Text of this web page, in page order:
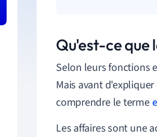
Qu'est-ce que
Selon leurs fonctions
Mais avant
comprendre le terme
Les affaires sont une